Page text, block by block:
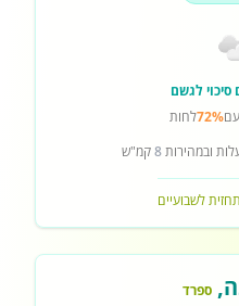
סיכוי לגשם
עם72%לחות
ובמהירות8קמ"ש
תחזית לשבועיים
, ספרד